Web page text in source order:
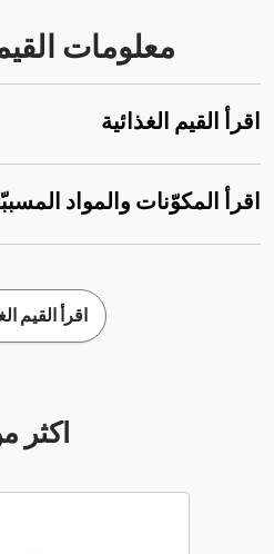
معلومات
اقرأ القيم الغذائية
اقرأ المكوّنات والمواد
اقرأ القيم
أكثر